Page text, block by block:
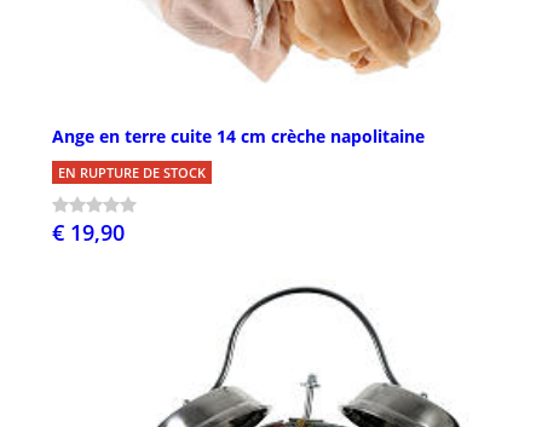
Ange en terre cuite 14 cm crèche napolitaine
EN RUPTURE DE STOCK
€ 19,90